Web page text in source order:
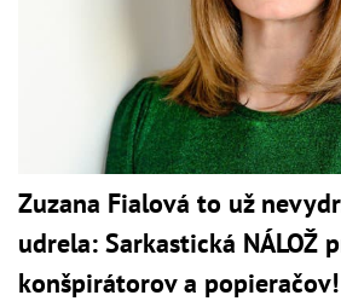
Zuzana Fialová to už
udrela: Sarkastická NÁLOŽ
konšpirátorov a popieračov!